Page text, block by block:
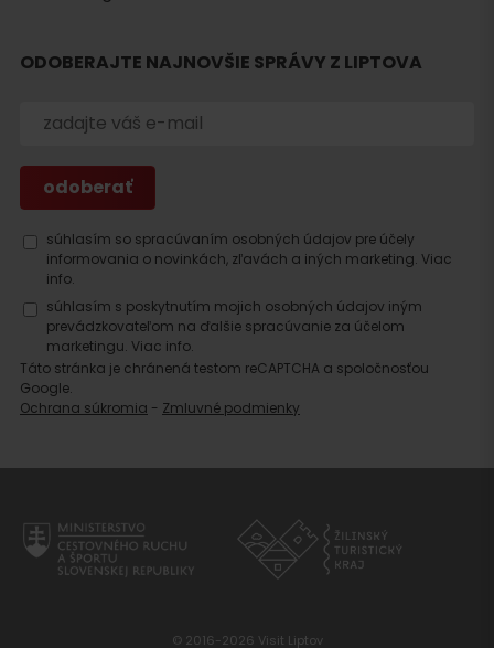
ubytovanie
ODOBERAJTE NAJNOVŠIE SPRÁVY Z LIPTOVA
súhlasím so spracúvaním osobných údajov pre účely
informovania o novinkách, zľavách a iných marketing. Viac
info.
súhlasím s poskytnutím mojich osobných údajov iným
prevádzkovateľom na ďalšie spracúvanie za účelom
marketingu. Viac info.
Táto stránka je chránená testom reCAPTCHA a spoločnosťou
Google.
Ochrana súkromia - Zmluvné podmienky
© 2016-2026 Visit Liptov